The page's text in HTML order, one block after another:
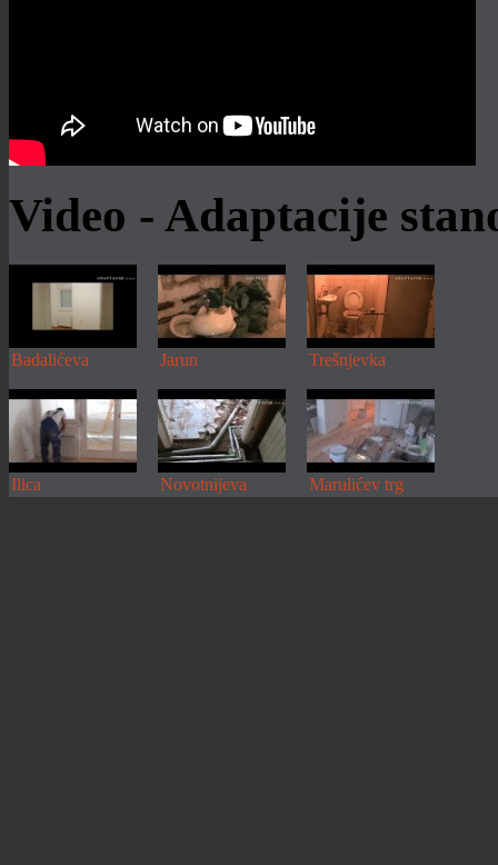
Video - Adaptacije
Badalićeva Jarun Trešnjevka
Ilica Novotnijeva Marulićev trg